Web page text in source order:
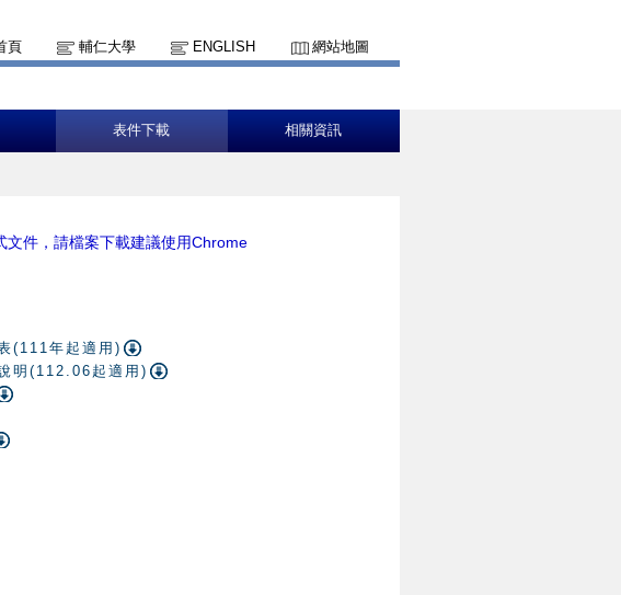
頁 輔仁大學 ENGLISH 網站地圖
表件下載 相關資訊
件，請檔案下載建議使用Chrome
(111年起適用)
明(112.06起適用)